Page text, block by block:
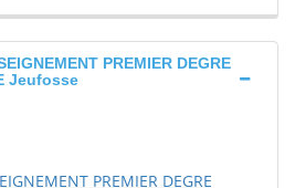
PREMIER DEGRE
Jeufosse
PREMIER DEGRE